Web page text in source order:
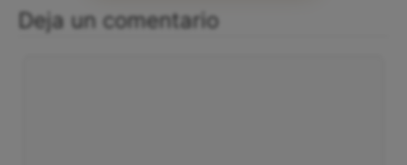
Deja un comentario